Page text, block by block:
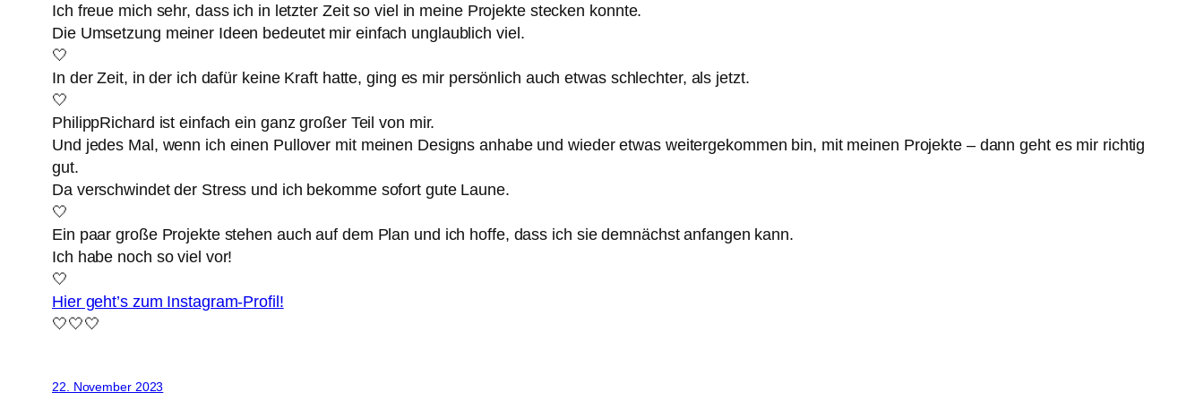
Ich freue mich sehr, dass ich in letzter Zeit so viel in meine Projekte stecken konnte.
Die Umsetzung meiner Ideen bedeutet mir einfach unglaublich viel.
🤍
In der Zeit, in der ich dafür keine Kraft hatte, ging es mir persönlich auch etwas schlechter, als jetzt.
🤍
PhilippRichard ist einfach ein ganz großer Teil von mir.
Und jedes Mal, wenn ich einen Pullover mit meinen Designs anhabe und wieder etwas weitergekommen bin, mit meinen Projekte – dann geht es mir richtig
gut.
Da verschwindet der Stress und ich bekomme sofort gute Laune.
🤍
Ein paar große Projekte stehen auch auf dem Plan und ich hoffe, dass ich sie demnächst anfangen kann.
Ich habe noch so viel vor!
🤍
Hier geht’s zum Instagram-Profil!
🤍🤍🤍
22. November 2023